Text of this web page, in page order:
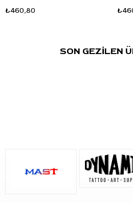
₺460,80
SON GEZİLEN